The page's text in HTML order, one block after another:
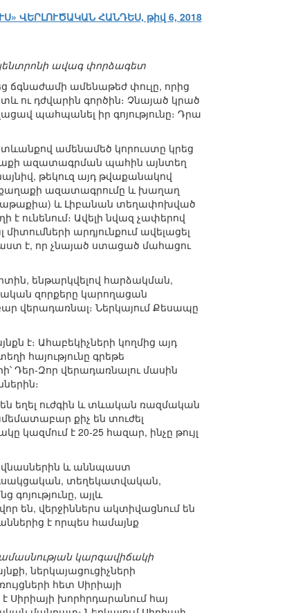
ՎԵՐԼՈՒԾԱԿԱՆ ՀԱՆԴԵՍ, թիվ 6, 2018
ավագ փորձագետ
ճգնաժամի ամենաթեժ փուլը, որից
ու դժվարին գործին։ Չնայած կրած
պահպանել իր գոյությունը։ Դրա
ամենամեծ կորուստը կրեց
ազատագրման պահին այնտեղ
թեկուզ այդ թվաքանակով
քաղաքի ազատագրումը և խաղաղ
Լաթաքիա) և Լիբանան տեղափոխված
ունենում։ Ավելի նվազ չափերով
արդյունքում ավելացել
է, որ չնայած ստացած մահացու
ենթարկվելով հարձակման,
զորքերը կարողացան
վերադառնալ։ Ներկայում Քեսապը
է։ Ահաբեկիչների կողմից այդ
հայությունը գրեթե
Դեր-Զոր վերադառնալու մասին
եղել ուժգին և տևական ռազմական
քիչ են տուժել
է 20-25 հազար, ինչը թույլ
վնասներին և աննպաստ
տեղեկատվական,
այլև
են, վերջիններս ակտիվացնում են
է որպես համայնք
կարգավիճակի
ներկայացուցիչների
հետ Սիրիայի
Սիրիայի խորհրդարանում հայ